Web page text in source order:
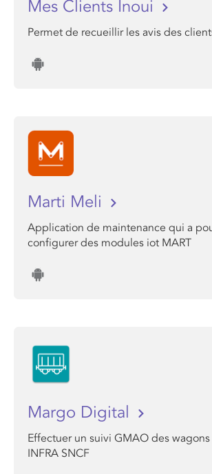
Mes Clients Inoui
Permet de recueillir les avis des
Marti Meli
Application de maintenance qui a
configurer des modules iot MART
Margo Digital
Effectuer un suivi GMAO des wagons
INFRA SNCF